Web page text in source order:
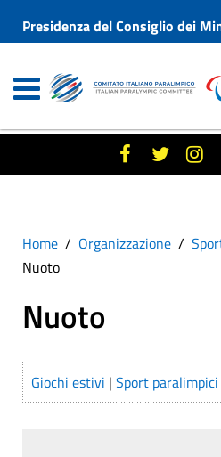
Presidenza del Consiglio dei
Home Organizzazione
Nuoto
Nuoto
Giochi estivi | Sport paralimpici